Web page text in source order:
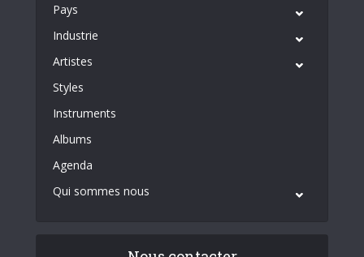
Pays
Industrie
Artistes
Styles
Instruments
Albums
Agenda
Qui sommes nous